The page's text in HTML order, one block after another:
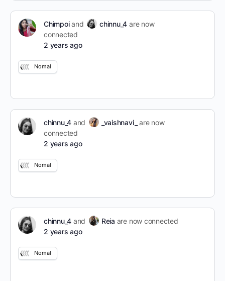
Chimpoiand chinnu_4 are now
connected
2 years ago
Nomal
chinnu_4 and _vaishnavi_ are now
connected
2 years ago
Nomal
chinnu_4 and Reia are now connected
2 years ago
Nomal